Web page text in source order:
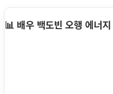
📊 배우 백도빈 오행 에너